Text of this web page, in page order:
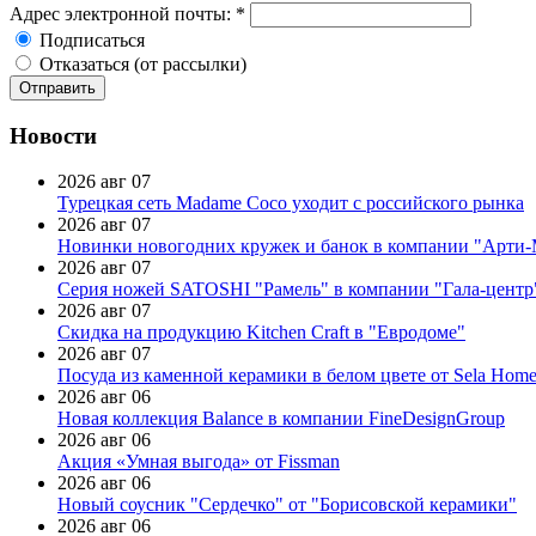
Адрес электронной почты: *
Подписаться
Отказаться (от рассылки)
Новости
2026 авг 07
Турецкая сеть Madame Coco уходит с российского рынка
2026 авг 07
Новинки новогодних кружек и банок в компании
2026 авг 07
Серия ножей SATOSHI "Рамель" в компании "Гала-
2026 авг 07
Скидка на продукцию Kitchen Craft в "Евродоме"
2026 авг 07
Посуда из каменной керамики в белом цвете от Sela Home
2026 авг 06
Новая коллекция Balance в компании FineDesignGroup
2026 авг 06
Акция «Умная выгода» от Fissman
2026 авг 06
Новый соусник "Сердечко" от "Борисовской керамики"
2026 авг 06